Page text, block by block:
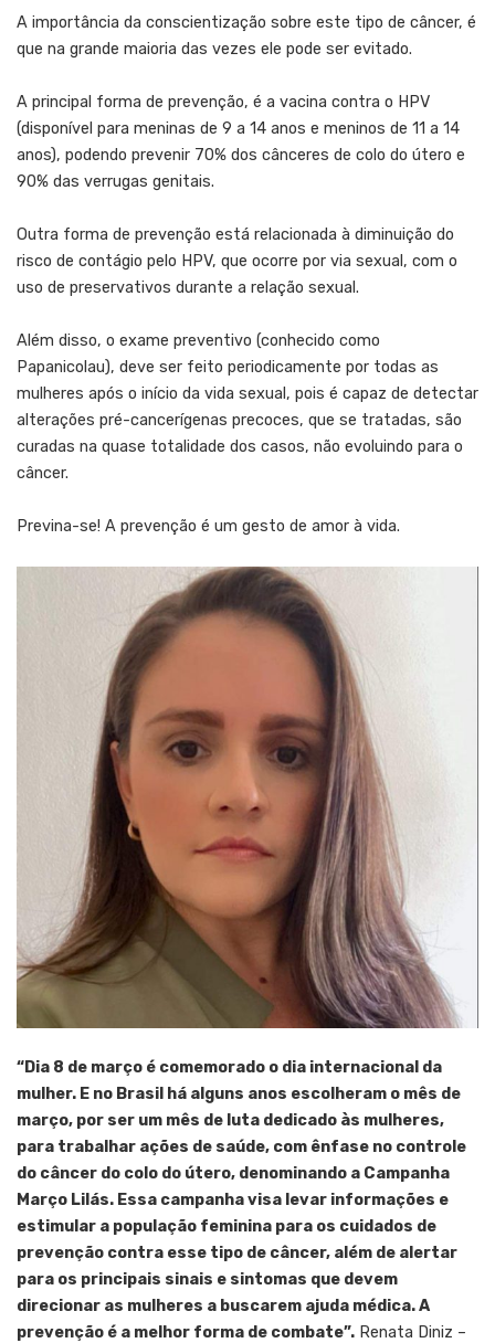
A importância da conscientização sobre este tipo de câncer, é
que na grande maioria das vezes ele pode ser evitado.
A principal forma de prevenção, é a vacina contra o HPV
(disponível para meninas de 9 a 14 anos e meninos de 11 a 14
anos), podendo prevenir 70% dos cânceres de colo do útero e
90% das verrugas genitais.
Outra forma de prevenção está relacionada à diminuição do
risco de contágio pelo HPV, que ocorre por via sexual, com o
uso de preservativos durante a relação sexual.
Além disso, o exame preventivo (conhecido como
Papanicolau), deve ser feito periodicamente por todas as
mulheres após o início da vida sexual, pois é capaz de detectar
alterações pré-cancerígenas precoces, que se tratadas, são
curadas na quase totalidade dos casos, não evoluindo para o
câncer.
Previna-se! A prevenção é um gesto de amor à vida.
“Dia 8 de março é comemorado o dia internacional da
mulher. E no Brasil há alguns anos escolheram o mês de
março, por ser um mês de luta dedicado às mulheres,
para trabalhar ações de saúde, com ênfase no controle
do câncer do colo do útero, denominando a Campanha
Março Lilás. Essa campanha visa levar informações e
estimular a população feminina para os cuidados de
prevenção contra esse tipo de câncer, além de alertar
para os principais sinais e sintomas que devem
direcionar as mulheres a buscarem ajuda médica. A
prevenção é a melhor forma de combate”. Renata Diniz –